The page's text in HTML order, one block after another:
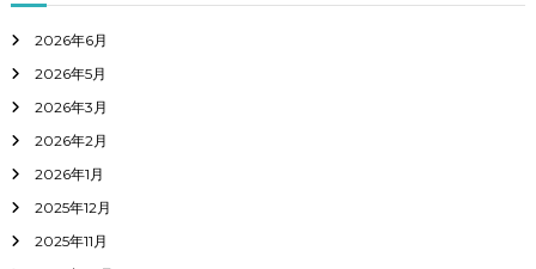
2026年6月
2026年5月
2026年3月
2026年2月
2026年1月
2025年12月
2025年11月